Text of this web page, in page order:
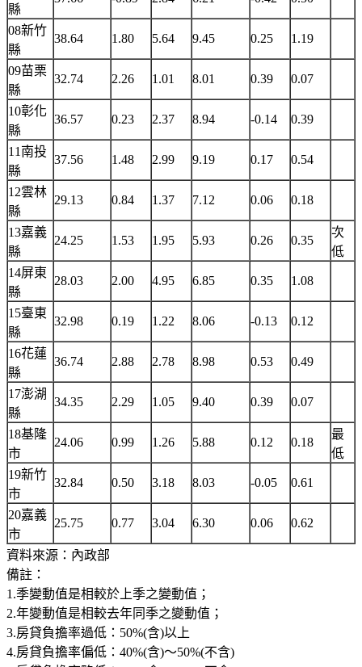
縣
08新竹
縣
38.64 1.80 5.64 9.45 0.25 1.19
09苗栗
縣
32.74 2.26 1.01 8.01 0.39 0.07
10彰化
縣
36.57 0.23 2.37 8.94 -0.14 0.39
11南投
縣
37.56 1.48 2.99 9.19 0.17 0.54
12雲林
縣
29.13 0.84 1.37 7.12 0.06 0.18
13嘉義
縣
24.25 1.53 1.95 5.93 0.26 0.35
次
低
14屏東
縣
28.03 2.00 4.95 6.85 0.35 1.08
15臺東
縣
32.98 0.19 1.22 8.06 -0.13 0.12
16花蓮
縣
36.74 2.88 2.78 8.98 0.53 0.49
17澎湖
縣
34.35 2.29 1.05 9.40 0.39 0.07
18基隆
市
24.06 0.99 1.26 5.88 0.12 0.18
最
低
19新竹
市
32.84 0.50 3.18 8.03 -0.05 0.61
20嘉義
市
25.75 0.77 3.04 6.30 0.06 0.62
資料來源：內政部
備註：
1.季變動值是相較於上季之變動值；
2.年變動值是相較去年同季之變動值；
3.房貸負擔率過低：50%(含)以上
4.房貸負擔率偏低：40%(含)～50%(不含)